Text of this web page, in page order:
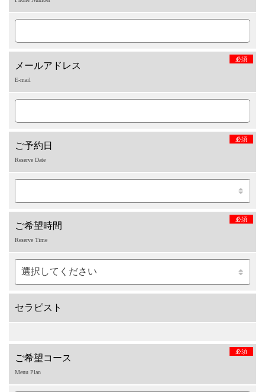
メールアドレス
必須
E-mail
ご予約日
必須
Reserve Date
ご希望時間
必須
Reserve Time
セラピスト
ご希望コース
必須
Menu Plan